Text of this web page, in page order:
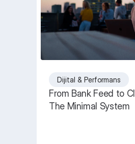
Dijital & Performans
From Bank Feed to
The Minimal System